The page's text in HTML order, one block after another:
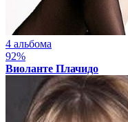
4 альбома
92%
Виоланте Плачидо